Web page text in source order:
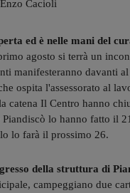
Cacioli
ed è nelle mani del
agosto si terrà un
manifesteranno davanti
ospita l'assessorato al
catena Il Centro hanno
Piandiscò lo hanno fatto il
lo farà il prossimo 26.
della struttura di
campeggiano due